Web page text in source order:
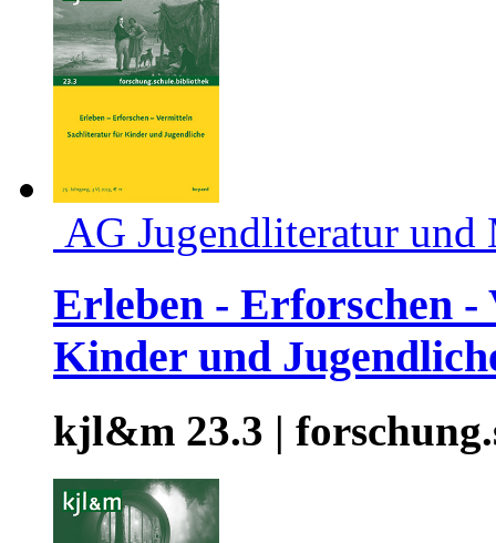
AG Jugendliteratur und
Erleben - Erforschen
Kinder und
kjl&m 23.3 |